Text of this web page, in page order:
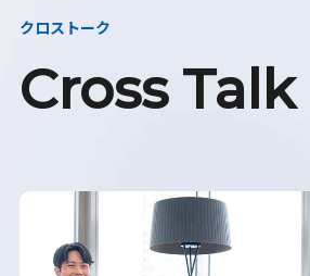
クロストーク
Cross Talk